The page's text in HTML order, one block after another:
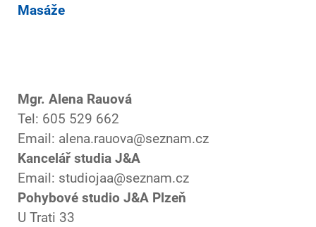
Masáže
Mgr. Alena Rauová
Tel: 605 529 662
Email: alena.rauova@seznam.cz
Kancelář studia J&A
Email: studiojaa@seznam.cz
Pohybové studio J&A Plzeň
U Trati 33